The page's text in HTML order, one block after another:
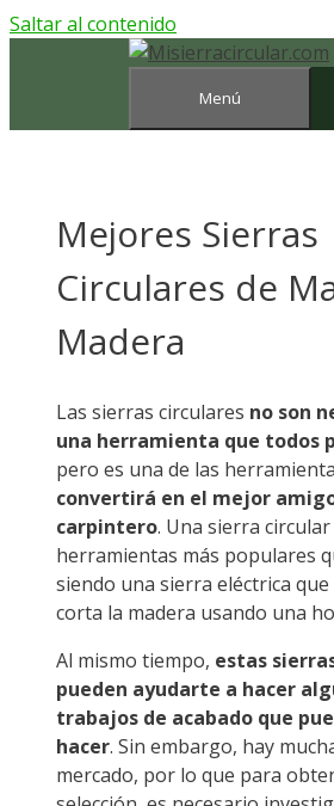
Saltar al contenido
Menú
Mejores Sierras
Circulares de
Madera
Las sierras circulares no son
una herramienta que todos
pero es una de las
convertirá en el mejor
carpintero. Una sierra
herramientas más populares
siendo una sierra eléctrica
corta la madera usando una
Al mismo tiempo, estas
pueden ayudarte a hacer
trabajos de acabado que
hacer. Sin embargo, hay
mercado, por lo que para